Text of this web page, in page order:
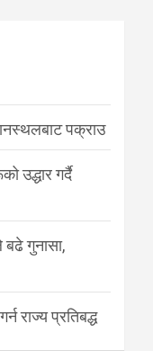
पक्राउ
उद्धार गर्दै
बढे गुनासा,
राज्य प्रतिबद्ध